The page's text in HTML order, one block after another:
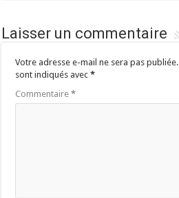
Laisser un commentaire
Votre adresse e-mail ne sera pas publiée.
sont indiqués avec*
Commentaire*